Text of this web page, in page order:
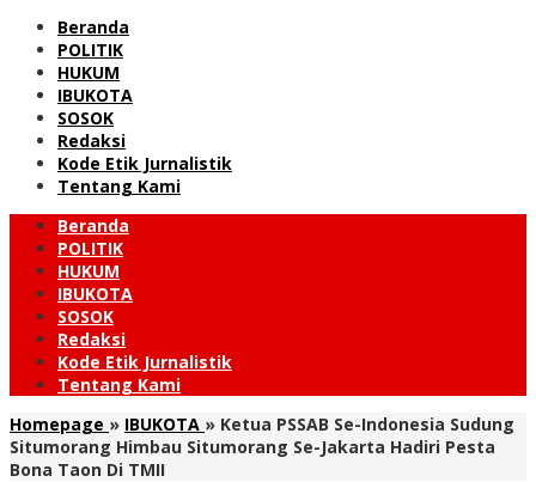
Beranda
POLITIK
HUKUM
IBUKOTA
SOSOK
Redaksi
Kode Etik Jurnalistik
Tentang Kami
Beranda
POLITIK
HUKUM
IBUKOTA
SOSOK
Redaksi
Kode Etik Jurnalistik
Tentang Kami
Homepage » IBUKOTA » Ketua PSSAB Se-Indonesia Sudung
Situmorang Himbau Situmorang Se-Jakarta Hadiri Pesta
Bona Taon Di TMII